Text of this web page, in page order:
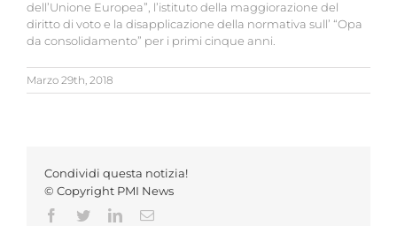
dell’Unione Europea”, l’istituto della maggiorazione del
diritto di voto e la disapplicazione della normativa sull’ “Opa
da consolidamento” per i primi cinque anni.
Marzo 29th, 2018
Condividi questa notizia!
© Copyright PMI News
Facebook
TwitterLinkedInEmail